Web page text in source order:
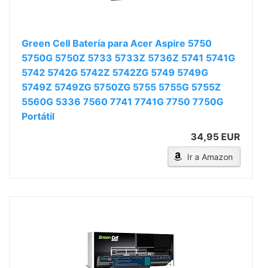
Green Cell Batería para Acer Aspire 5750
5750G 5750Z 5733 5733Z 5736Z 5741 5741G
5742 5742G 5742Z 5742ZG 5749 5749G
5749Z 5749ZG 5750ZG 5755 5755G 5755Z
5560G 5336 7560 7741 7741G 7750 7750G
Portátil
34,95 EUR
Ir a Amazon